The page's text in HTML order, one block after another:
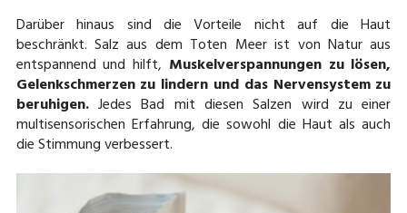
Darüber hinaus sind die Vorteile nicht auf die Haut
beschränkt. Salz aus dem Toten Meer ist von Natur aus
entspannend und hilft, Muskelverspannungen zu lösen,
Gelenkschmerzen zu lindern und das Nervensystem zu
beruhigen.Jedes Bad mit diesen Salzen wird zu einer
multisensorischen Erfahrung, die sowohl die Haut als auch
die Stimmung verbessert.